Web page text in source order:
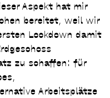
Aspekt hat mir
bereitet, weil wir
Lockdown damit
zu schaffen: für
Arbeitsplätze